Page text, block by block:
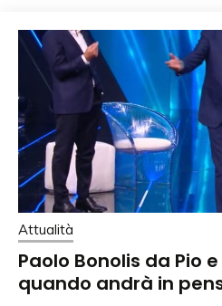
Attualità
Paolo Bonolis da Pio
quando andrà in